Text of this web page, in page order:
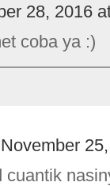
28, 2016
coba ya :)
November
cuantik